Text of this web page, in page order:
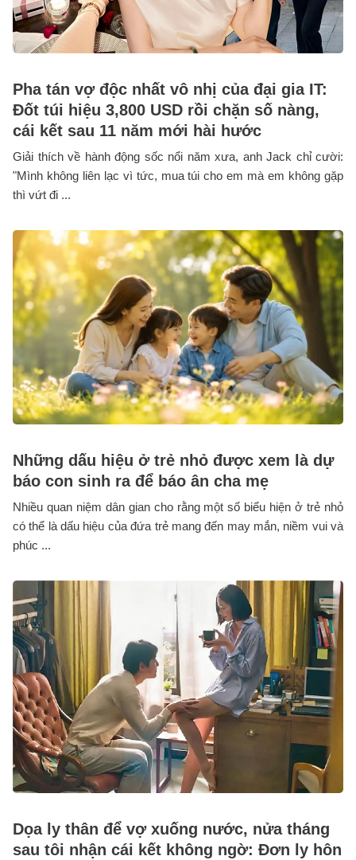
Pha tán vợ độc nhất vô nhị của đại gia IT:
Đốt túi hiệu 3,800 USD rồi chặn số nàng,
cái kết sau 11 năm mới hài hước
Giải thích về hành động sốc nổi năm xưa, anh Jack chỉ cười:
"Mình không liên lạc vì tức, mua túi cho em mà em không gặp
thì vứt đi ...
Những dấu hiệu ở trẻ nhỏ được xem là dự
báo con sinh ra để báo ân cha mẹ
Nhiều quan niệm dân gian cho rằng một số biểu hiện ở trẻ nhỏ
có thể là dấu hiệu của đứa trẻ mang đến may mắn, niềm vui và
phúc ...
Dọa ly thân để vợ xuống nước, nửa tháng
sau tôi nhận cái kết không ngờ: Đơn ly hôn